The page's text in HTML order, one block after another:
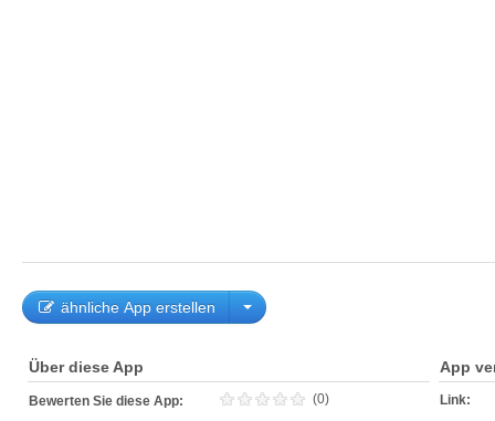
ähnliche App erstellen
Über diese App
Bewerten Sie diese App: (0)
App
Link: